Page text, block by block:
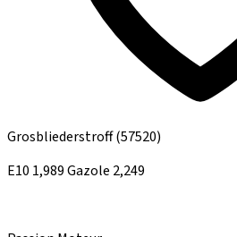
Grosbliederstroff(57520)
E10 1,989Gazole 2,249